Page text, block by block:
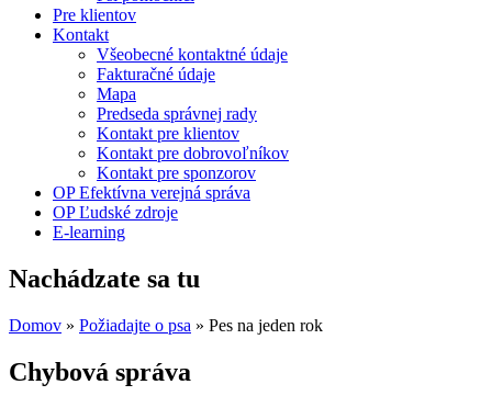
Pre klientov
Kontakt
Všeobecné kontaktné údaje
Fakturačné údaje
Mapa
Predseda správnej rady
Kontakt pre klientov
Kontakt pre dobrovoľníkov
Kontakt pre sponzorov
OP Efektívna verejná správa
OP Ľudské zdroje
E-learning
Nachádzate sa tu
Domov » Požiadajte o psa » Pes na jeden rok
Chybová správa